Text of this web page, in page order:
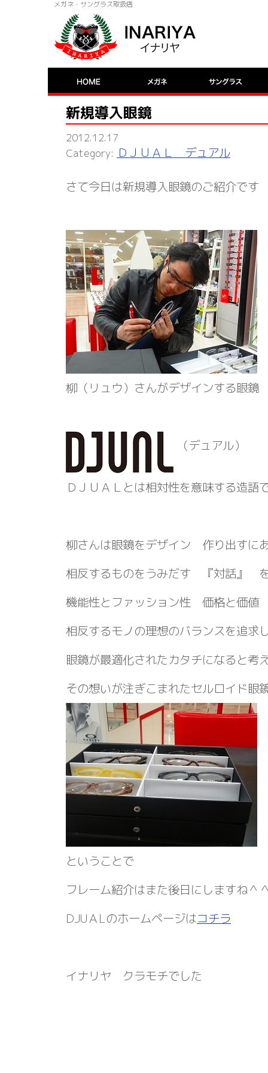
メガネ・サングラス取扱店
新規導入眼鏡
2012.12.17
ＤＪＵＡＬ デュアル
さて今日は新規導入眼鏡のご紹介です
柳（リュウ）さんがデザインする眼鏡
（デュアル）
ＤＪＵＡＬとは相対性を意味する造語
柳さんは眼鏡をデザイン 作り出すに
相反するものをうみだす 『対話』
機能性とファッション性 価格と価
相反するモノの理想のバランスを追求
眼鏡が最適化されたカタチになると考
その想いが注ぎこまれたセルロイド
ということで
フレーム紹介はまた後日にしますね＾
DJUＡLのホームページはコチラ
イナリヤ クラモチでした